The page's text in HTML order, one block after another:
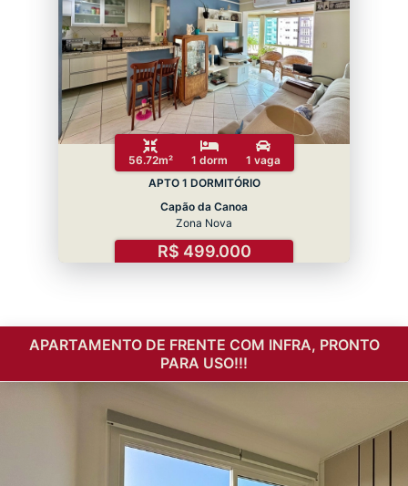
56.72m² 1 dorm
1 vaga
APTO 1 DORMITÓRIO
Capão da Canoa
Zona Nova
R$ 499.000
APARTAMENTO DE FRENTE COM INFRA, PRONTO
PARA USO!!!